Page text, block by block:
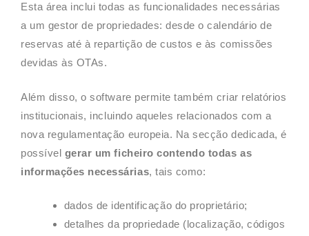
Esta área inclui todas as funcionalidades necessárias
a um gestor de propriedades: desde o calendário de
reservas até à repartição de custos e às comissões
devidas às OTAs.
Além disso, o software permite também criar relatórios
institucionais, incluindo aqueles relacionados com a
nova regulamentação europeia. Na secção dedicada, é
possível gerar um ficheiro contendo todas as
informações necessárias, tais como:
dados de identificação do proprietário;
detalhes da propriedade (localização, códigos